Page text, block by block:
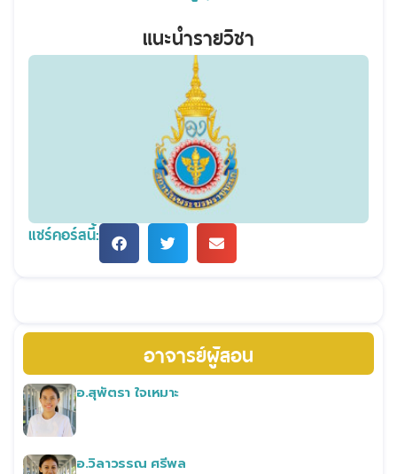
อาจารย์ผู้สอน
อ.สุพัตรา ใจเหมาะ
อ.วิลาวรรณ ศรีพล
แนะนำรายวิชา
แชร์คอร์สนี้: